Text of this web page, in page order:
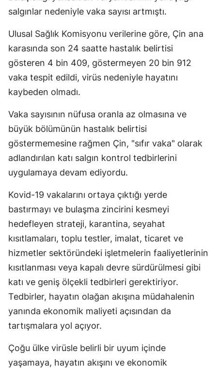
Ardahan
Yalova
Karabük
Kilis
Düzce
salgınlar nedeniyle vaka sayısı artmıştı.
Ulusal Sağlık Komisyonu verilerine göre, Çin ana
karasında son 24 saatte hastalık belirtisi
gösteren 4 bin 409, göstermeyen 20 bin 912
vaka tespit edildi, virüs nedeniyle hayatını
kaybeden olmadı.
Vaka sayısının nüfusa oranla az olmasına ve
büyük bölümünün hastalık belirtisi
göstermemesine rağmen Çin, "sıfır vaka" olarak
adlandırılan katı salgın kontrol tedbirlerini
uygulamaya devam ediyordu.
Kovid-19 vakalarını ortaya çıktığı yerde
bastırmayı ve bulaşma zincirini kesmeyi
hedefleyen strateji, karantina, seyahat
kısıtlamaları, toplu testler, imalat, ticaret ve
hizmetler sektöründeki işletmelerin faaliyetlerinin
kısıtlanması veya kapalı devre sürdürülmesi gibi
katı ve geniş ölçekli tedbirleri gerektiriyor.
Tedbirler, hayatın olağan akışına müdahalenin
yanında ekonomik maliyeti açısından da
tartışmalara yol açıyor.
Çoğu ülke virüsle belirli bir uyum içinde
yaşamaya, hayatın akışını ve ekonomik